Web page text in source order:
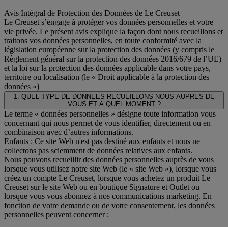
Avis Intégral de Protection des Données de Le Creuset
Le Creuset s’engage à protéger vos données personnelles et votre
vie privée. Le présent avis explique la façon dont nous recueillons et
traitons vos données personnelles, en toute conformité avec la
législation européenne sur la protection des données (y compris le
Règlement général sur la protection des données 2016/679 de l’UE)
et la loi sur la protection des données applicable dans votre pays,
territoire ou localisation (le « Droit applicable à la protection des
données »)
1. QUEL TYPE DE DONNEES RECUEILLONS-NOUS AUPRES DE
VOUS ET A QUEL MOMENT ?
Le terme « données personnelles » désigne toute information vous
concernant qui nous permet de vous identifier, directement ou en
combinaison avec d’autres informations.
Enfants : Ce site Web n'est pas destiné aux enfants et nous ne
collectons pas sciemment de données relatives aux enfants.
Nous pouvons recueillir des données personnelles auprès de vous
lorsque vous utilisez notre site Web (le « site Web »), lorsque vous
créez un compte Le Creuset, lorsque vous achetez un produit Le
Creuset sur le site Web ou en boutique Signature et Outlet ou
lorsque vous vous abonnez à nos communications marketing. En
fonction de votre demande ou de votre consentement, les données
personnelles peuvent concerner :